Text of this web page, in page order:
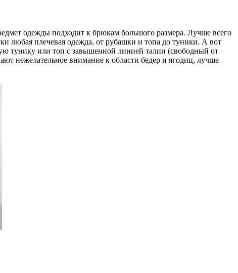
одежды подходит к брюкам большого размера. Лучше всего
любая плечевая одежда, от рубашки и топа до туники. А вот
тунику или топ с завышенной линией талии (свободный от
нежелательное внимание к области бедер и ягодиц, лучше